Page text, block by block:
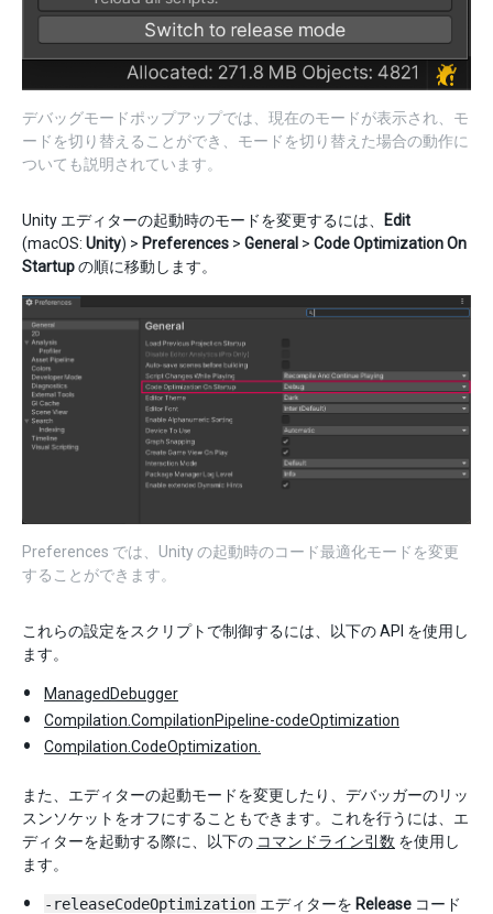
デバッグモードポップアップでは、現在のモードが表示され、モ
ードを切り替えることができ、モードを切り替えた場合の動作に
ついても説明されています。
Unity エディターの起動時のモードを変更するには、
Edit
(macOS: Unity) > Preferences > General > Code Optimization On
Startupの順に移動します。
Preferences では、Unity の起動時のコード最適化モードを変更
することができます。
これらの設定をスクリプトで制御するには、以下の API を使用し
ます。
ManagedDebugger
Compilation.CompilationPipeline-codeOptimization
Compilation.CodeOptimization.
また、エディターの起動モードを変更したり、デバッガーのリッ
スンソケットをオフにすることもできます。これを行うには、エ
ディターを起動する際に、以下の コマンドライン引数 を使用し
ます。
-releaseCodeOptimization エディターを Release コード